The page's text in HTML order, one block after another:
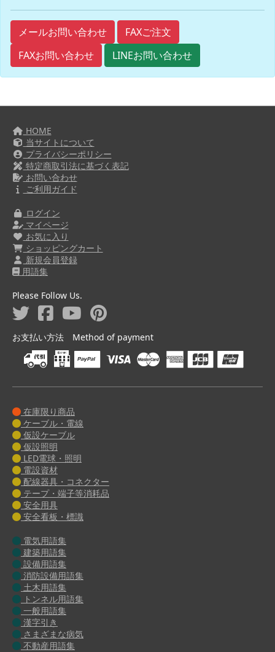
メールお問い合わせ
FAXご注文
FAXお問い合わせ
LINEお問い合わせ
HOME
当サイトについて
プライバシーポリシー
特定商取引法に基づく表記
お問い合わせ
ご利用ガイド
ログイン
マイページ
お気に入り
ショッピングカート
新規会員登録
用語集
Please Follow Us.
お支払い方法 Method of payment
在庫限り商品
ケーブル・電線
仮設ケーブル
仮設照明
LED電球・照明
電設資材
配線器具・コネクター
テープ・端子等消耗品
安全用具
安全看板・標識
電気用語集
建築用語集
設備用語集
消防設備用語集
土木用語集
トンネル用語集
一般用語集
漢字引き
さまざまな病気
不動産用語集